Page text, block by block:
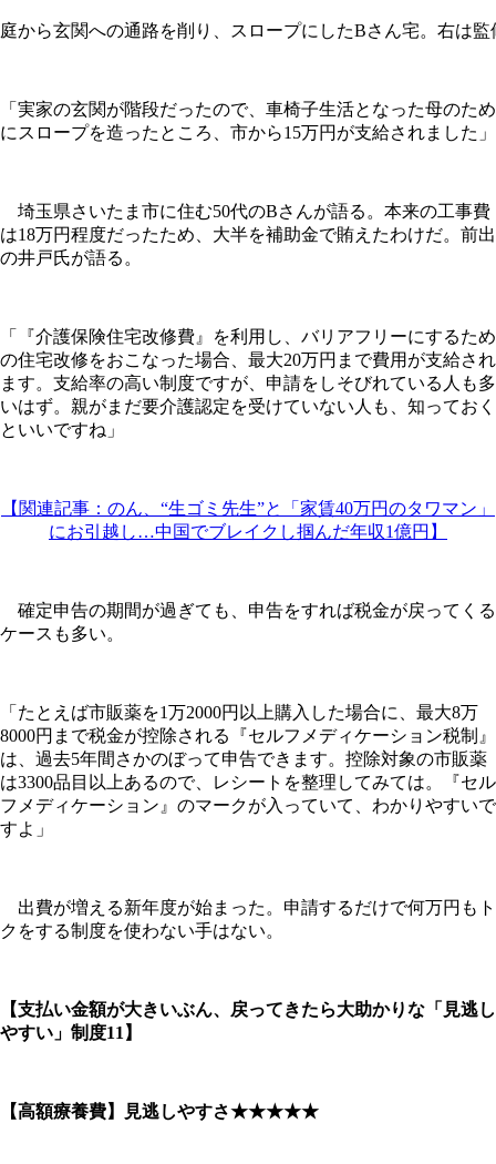
庭から玄関への通路を削り、スロープにしたBさん宅。右は
「実家の玄関が階段だったので、車椅子生活となった母のため
にスロープを造ったところ、市から15万円が支給されました」
埼玉県さいたま市に住む50代のBさんが語る。本来の工事費
は18万円程度だったため、大半を補助金で賄えたわけだ。前出
の井戸氏が語る。
「『介護保険住宅改修費』を利用し、バリアフリーにするため
の住宅改修をおこなった場合、最大20万円まで費用が支給され
ます。支給率の高い制度ですが、申請をしそびれている人も多
いはず。親がまだ要介護認定を受けていない人も、知っておく
といいですね」
【関連記事：のん、“生ゴミ先生”と「家賃40万円のタワマン」
にお引越し…中国でブレイクし掴んだ年収1億円】
確定申告の期間が過ぎても、申告をすれば税金が戻ってくる
ケースも多い。
「たとえば市販薬を1万2000円以上購入した場合に、最大8万
8000円まで税金が控除される『セルフメディケーション税制』
は、過去5年間さかのぼって申告できます。控除対象の市販薬
は3300品目以上あるので、レシートを整理してみては。『セル
フメディケーション』のマークが入っていて、わかりやすいで
すよ」
出費が増える新年度が始まった。申請するだけで何万円もト
クをする制度を使わない手はない。
【支払い金額が大きいぶん、戻ってきたら大助かりな「見逃し
やすい」制度11】
【高額療養費】見逃しやすさ★★★★★